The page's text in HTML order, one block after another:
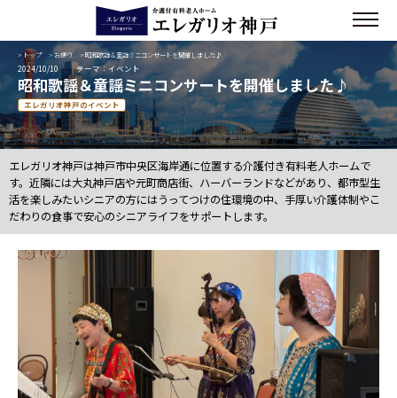
>トップ >お便り > 昭和歌謡＆童謡ミニコンサートを開催しました♪
2024/10/10 テーマ：イベント
昭和歌謡＆童謡ミニコンサートを開催しました♪
エレガリオ神戸のイベント
エレガリオ神戸は神戸市中央区海岸通に位置する介護付き有料老人ホームで
す。近隣には大丸神戸店や元町商店街、ハーバーランドなどがあり、都市型生
活を楽しみたいシニアの方にはうってつけの住環境の中、手厚い介護体制やこ
だわりの食事で安心のシニアライフをサポートします。